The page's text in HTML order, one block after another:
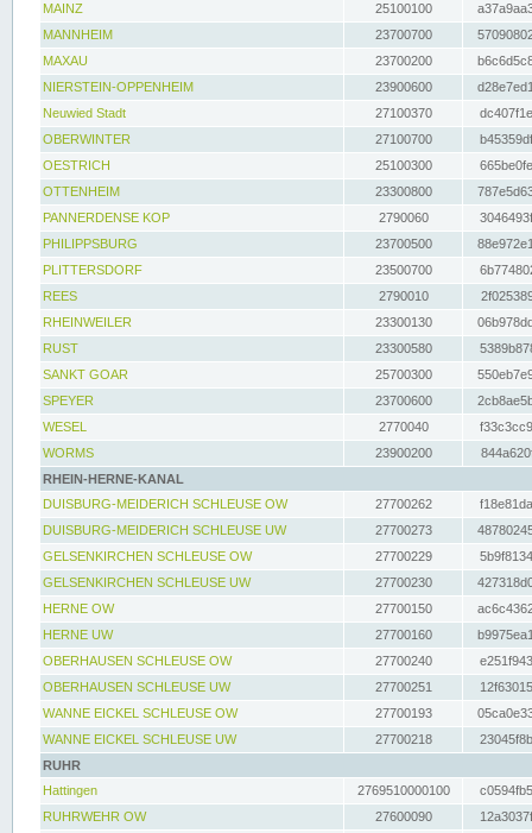
MAINZ
25100100
MANNHEIM
23700700
MAXAU
23700200
NIERSTEIN-OPPENHEIM
23900600
Neuwied Stadt
27100370
OBERWINTER
27100700
OESTRICH
25100300
OTTENHEIM
23300800
PANNERDENSE KOP
2790060
PHILIPPSBURG
23700500
PLITTERSDORF
23500700
REES
2790010
RHEINWEILER
23300130
RUST
23300580
SANKT GOAR
25700300
SPEYER
23700600
WESEL
2770040
WORMS
23900200
RHEIN-HERNE-KANAL
DUISBURG-MEIDERICH SCHLEUSE OW
27700262
DUISBURG-MEIDERICH SCHLEUSE UW
27700273
GELSENKIRCHEN SCHLEUSE OW
27700229
GELSENKIRCHEN SCHLEUSE UW
27700230
HERNE OW
27700150
HERNE UW
27700160
OBERHAUSEN SCHLEUSE OW
27700240
OBERHAUSEN SCHLEUSE UW
27700251
WANNE EICKEL SCHLEUSE OW
27700193
WANNE EICKEL SCHLEUSE UW
27700218
RUHR
Hattingen
2769510000100
RUHRWEHR OW
27600090